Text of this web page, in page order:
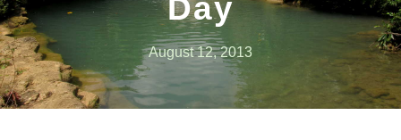
Day
August 12, 2013